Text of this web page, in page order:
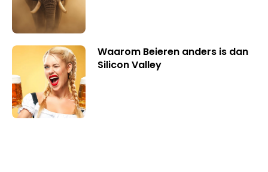
Waarom Beieren anders is dan
Silicon Valley